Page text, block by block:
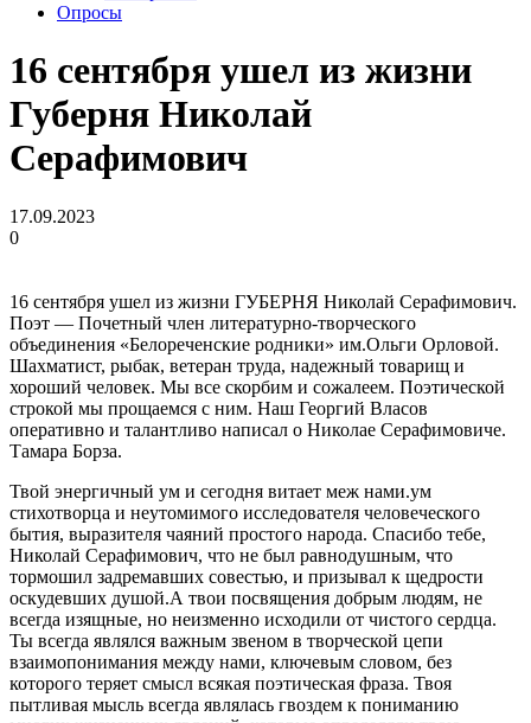
Опросы
16 сентября ушел из жизни
Губерня Николай
Серафимович
17.09.2023
0
16 сентября ушел из жизни ГУБЕРНЯ Николай Серафимович.
Поэт — Почетный член литературно-творческого
объединения «Белореченские родники» им.Ольги Орловой.
Шахматист, рыбак, ветеран труда, надежный товарищ и
хороший человек. Мы все скорбим и сожалеем. Поэтической
строкой мы прощаемся с ним. Наш Георгий Власов
оперативно и талантливо написал о Николае Серафимовиче.
Тамара Борза.
Твой энергичный ум и сегодня витает меж нами.ум
стихотворца и неутомимого исследователя человеческого
бытия, выразителя чаяний простого народа. Спасибо тебе,
Николай Серафимович, что не был равнодушным, что
тормошил задремавших совестью, и призывал к щедрости
оскудевших душой.А твои посвящения добрым людям, не
всегда изящные, но неизменно исходили от чистого сердца.
Ты всегда являлся важным звеном в творческой цепи
взаимопонимания между нами, ключевым словом, без
которого теряет смысл всякая поэтическая фраза. Твоя
пытливая мысль всегда являлась гвоздем к пониманию